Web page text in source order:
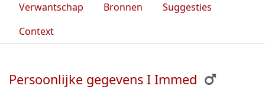
Verwantschap
Bronnen
Suggesties
Context
Persoonlijke gegevens I Immed